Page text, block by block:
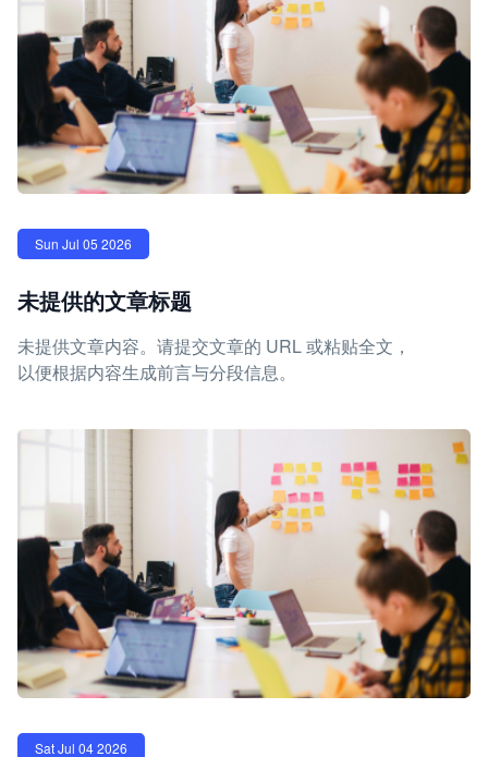
Sun Jul 05 2026
未提供的文章标题
未提供文章内容。请提交文章的 URL 或粘贴全文，
以便根据内容生成前言与分段信息。
Sat Jul 04 2026